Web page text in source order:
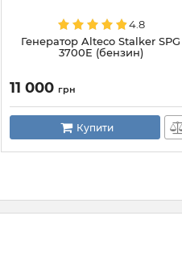
4.8
Генератор Alteco Stalker SPG
3700E (бензин)
11 000 грн
Купити